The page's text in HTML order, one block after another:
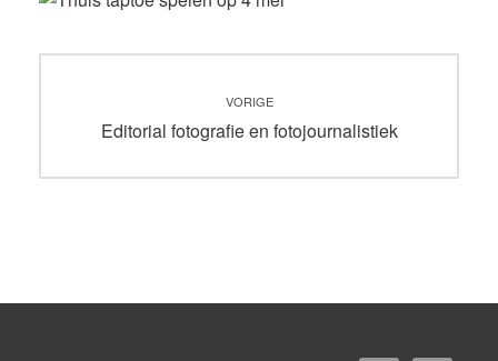
navigatie
VORIGE
Vorig
Editorial fotografie en fotojournalistiek